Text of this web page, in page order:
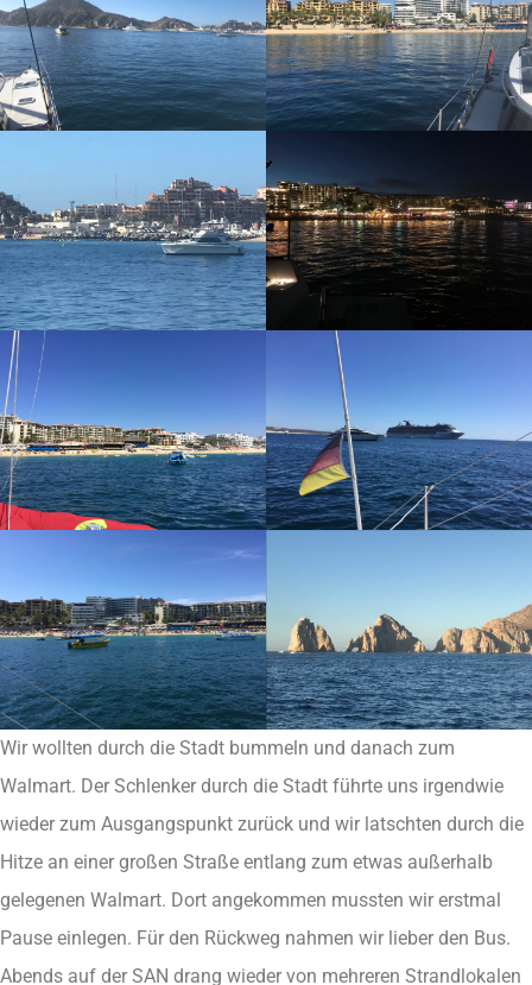
Wir wollten durch die Stadt bummeln und danach zum
Walmart. Der Schlenker durch die Stadt führte uns irgendwie
wieder zum Ausgangspunkt zurück und wir latschten durch die
Hitze an einer großen Straße entlang zum etwas außerhalb
gelegenen Walmart. Dort angekommen mussten wir erstmal
Pause einlegen. Für den Rückweg nahmen wir lieber den Bus.
Abends auf der SAN drang wieder von mehreren Strandlokalen